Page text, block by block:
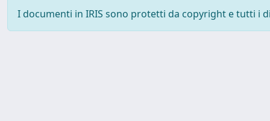
I documenti in IRIS sono protetti da copyright e tutti i